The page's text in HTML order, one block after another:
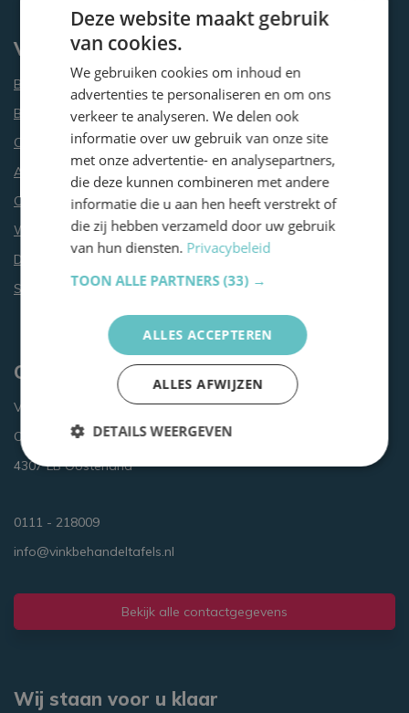
Vink Behandeltafels
Behandeltafels bestellen & bezorgen
Behandeltafels retourneren
Over Vink Behandeltafels
Algemene Voorwaarden
Cookie- en Privacybeleid
Wijzig jouw cookievoorkeuren
Disclaimer
Sitemap
Contactgegevens
Vink Behandeltafels
Oud Heiligeweg 4
4307 LB Oosterland
0111 - 218009
info@vinkbehandeltafels.nl
Bekijk alle contactgegevens
Wij staan voor u klaar
Deze website maakt gebruik
van cookies.
We gebruiken cookies om inhoud en
advertenties te personaliseren en om ons
verkeer te analyseren. We delen ook
informatie over uw gebruik van onze site
met onze advertentie- en analysepartners,
die deze kunnen combineren met andere
informatie die u aan hen heeft verstrekt of
die zij hebben verzameld door uw gebruik
van hun diensten. Privacybeleid
TOON ALLE PARTNERS(33) →
ALLES ACCEPTEREN
ALLES AFWIJZEN
DETAILS WEERGEVEN
Strikt
Prestatie Targeting
Functioneel
Functioneel